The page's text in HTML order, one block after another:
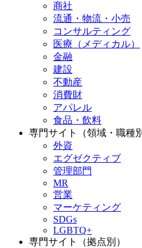
商社
流通・物流・小売
コンサルティング
医療（メディカル）
金融
建設
不動産
消費財
アパレル
食品・飲料
専門サイト（領域・職種別
外資
エグゼクティブ
管理部門
MR
営業
マーケティング
SDGs
LGBTQ+
専門サイト（拠点別）